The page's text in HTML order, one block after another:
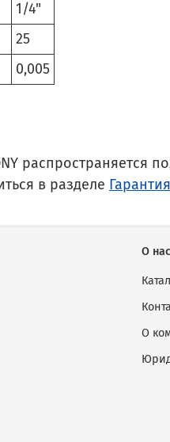
1/4"
25
0,005
распространяется
в разделе Гарантия
О нас
О